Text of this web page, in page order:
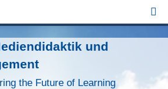
und
the Future of Learning